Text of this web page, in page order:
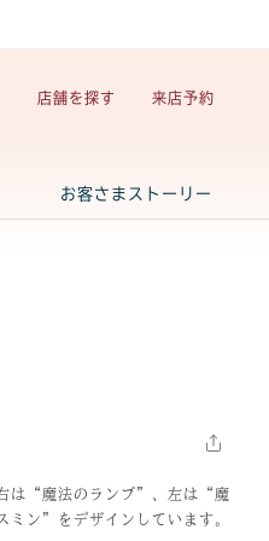
店舗を探す 来店予約
お客さまストーリー
右は“魔法のランプ”、左は“魔
ン”をデザインしています。